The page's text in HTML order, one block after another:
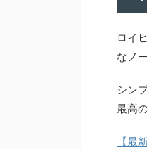
ロイ
なノ
シン
最高
【最